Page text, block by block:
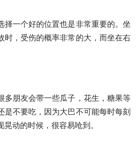
择一个好的位置也是非常重要的。坐
时，受伤的概率非常的大，而坐在右
多朋友会带一些瓜子，花生，糖果等
是不要吃，因为大巴不可能每时每刻
动的时候，很容易呛到。